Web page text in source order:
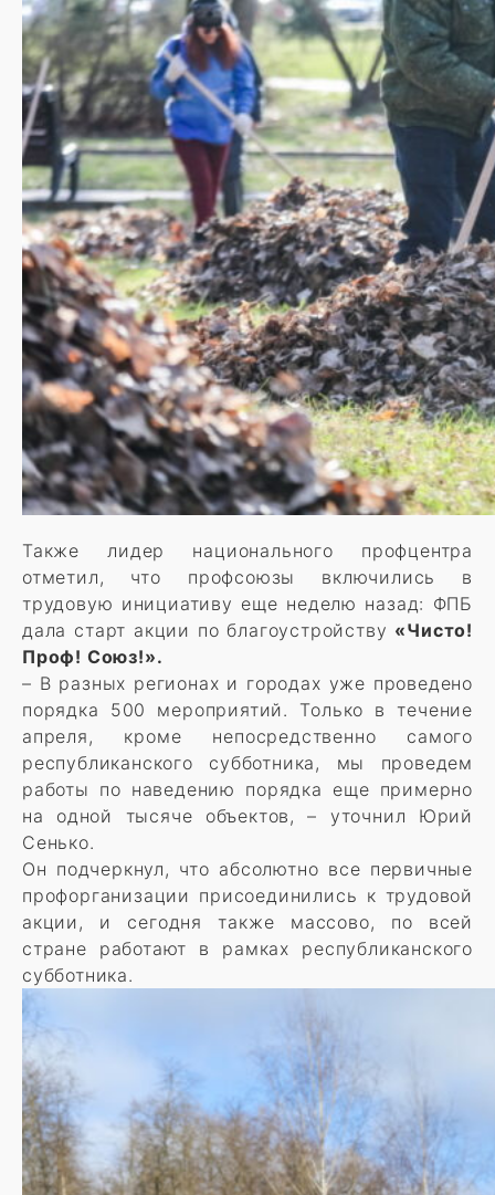
Также лидер национального профцентра
отметил, что профсоюзы включились в
трудовую инициативу еще неделю назад: ФПБ
дала старт акции по благоустройству «Чисто!
Проф! Союз!».
– В разных регионах и городах уже проведено
порядка 500 мероприятий. Только в течение
апреля, кроме непосредственно самого
республиканского субботника, мы проведем
работы по наведению порядка еще примерно
на одной тысяче объектов, – уточнил Юрий
Сенько.
Он подчеркнул, что абсолютно все первичные
профорганизации присоединились к трудовой
акции, и сегодня также массово, по всей
стране работают в рамках республиканского
субботника.